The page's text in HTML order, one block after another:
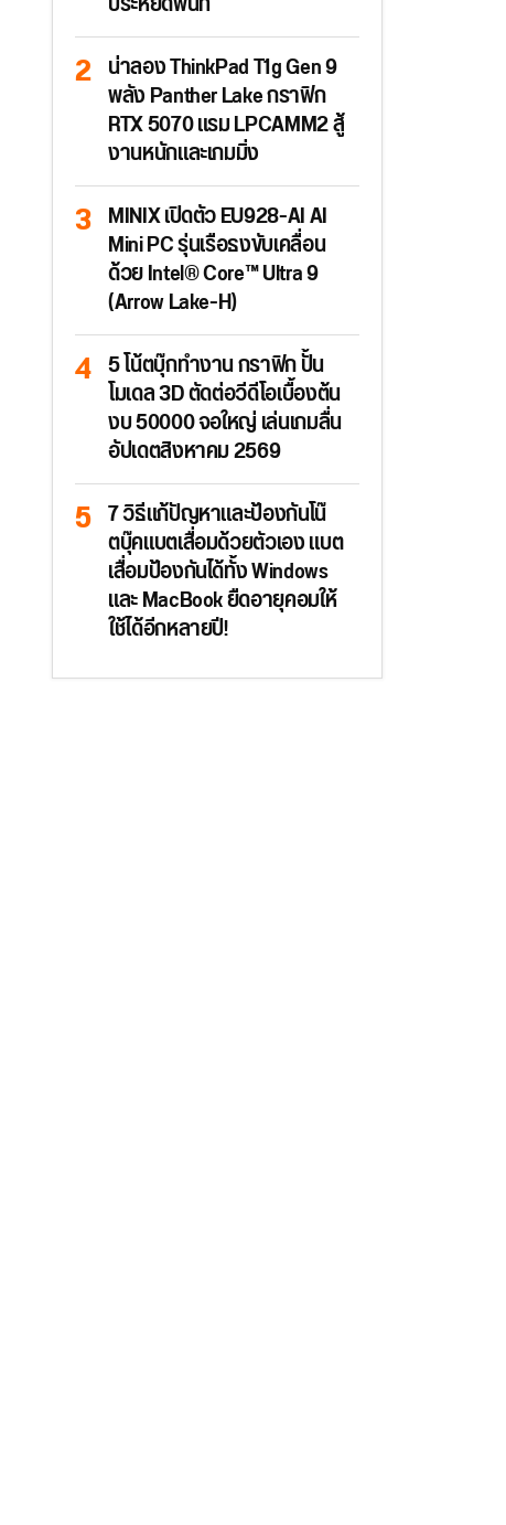
น่าลอง ThinkPad T1g Gen 9
พลัง Panther Lake กราฟิก
RTX 5070 แรม LPCAMM2 สู้
งานหนักและเกมมิ่ง
MINIX เปิดตัว EU928-AI AI
Mini PC รุ่นเรือธงขับเคลื่อน
ด้วย Intel® Core™ Ultra 9
(Arrow Lake-H)
5 โน้ตบุ๊กทำงาน กราฟิก ปั้น
โมเดล 3D ตัดต่อวีดีโอเบื้องต้น
งบ 50000 จอใหญ่ เล่นเกมลื่น
อัปเดตสิงหาคม 2569
7 วิธีแก้ปัญหาและป้องกันโน๊
ตบุ๊คแบตเสื่อมด้วยตัวเอง แบต
เสื่อมป้องกันได้ทั้ง Windows
และ MacBook ยืดอายุคอมให้
ใช้ได้อีกหลายปี!